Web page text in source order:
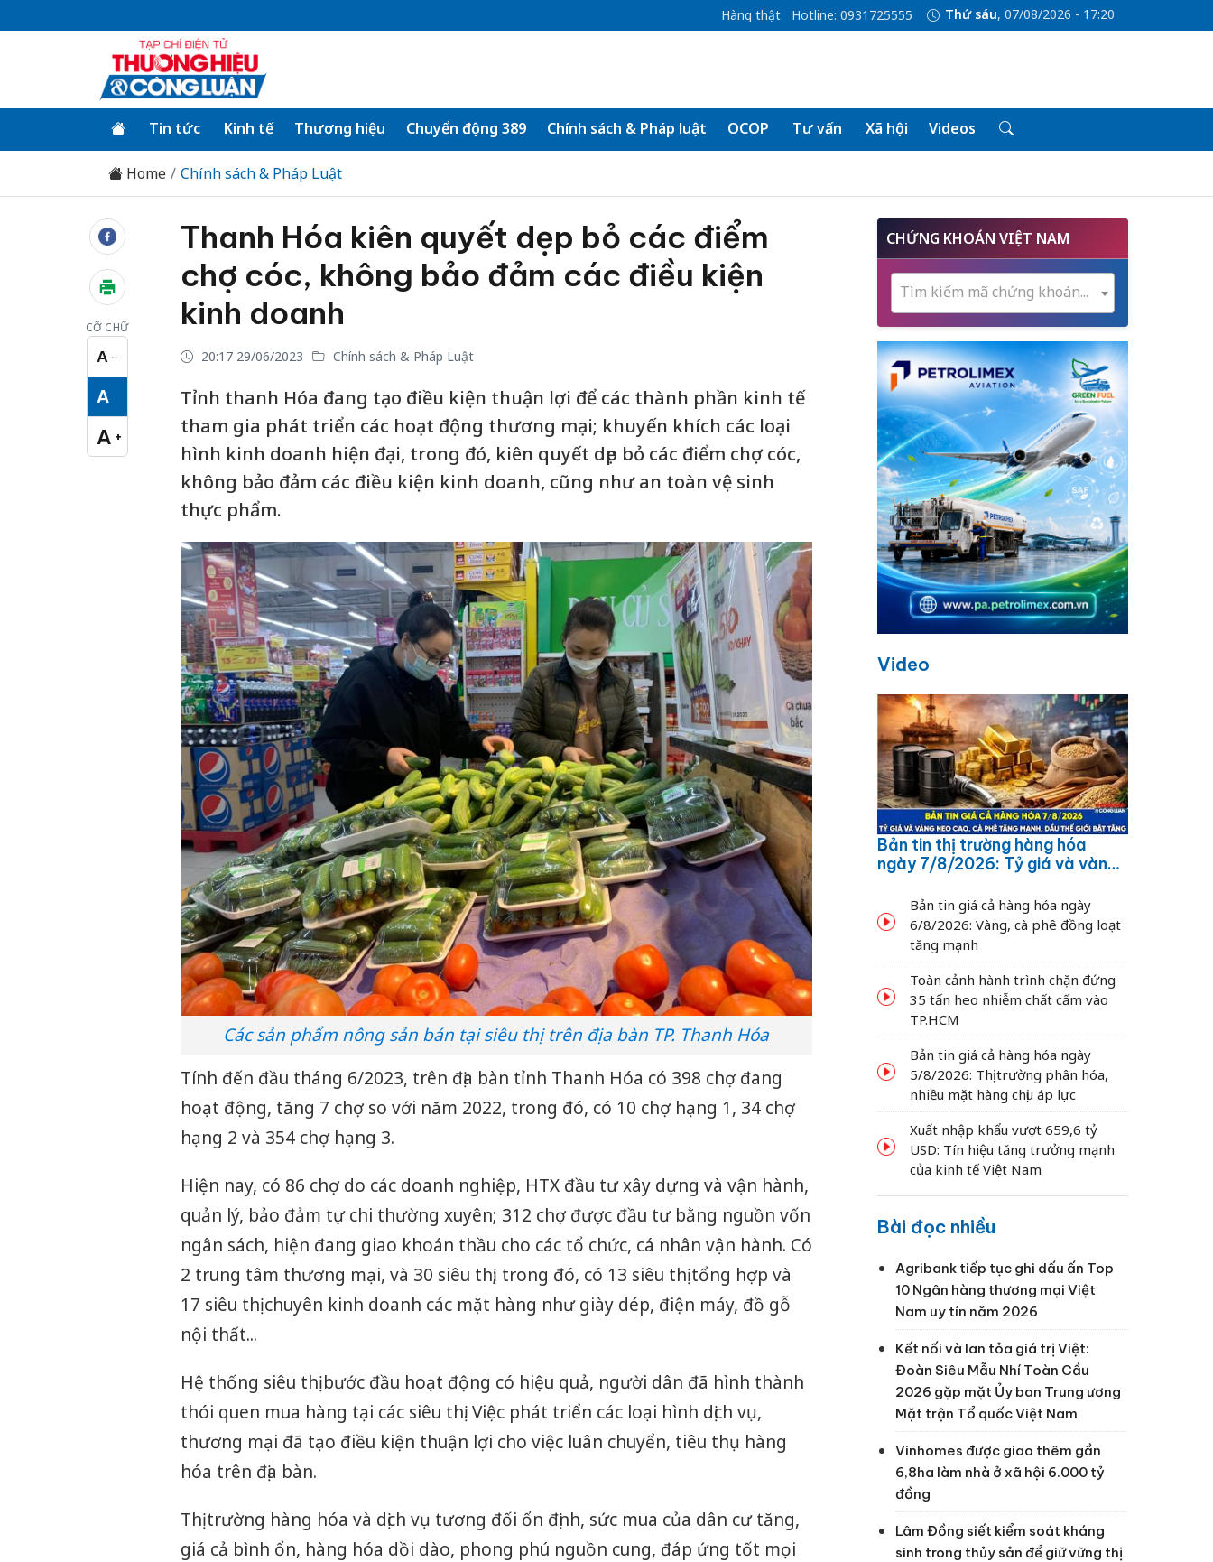
Hàng thật Hotline: 0931725555 Thứ sáu, 07/08/2026 - 17:20
Tin tức Kinh tế Thương hiệu Chuyển động 389 Chính sách & Pháp luật OCOP Tư vấn Xã hội Videos
Home Chính sách & Pháp Luật
CỠ CHỮ
A −
Cỡ chữ nhỏ
A
Cỡ chữ vừa
A +
Cỡ chữ lớn
Thanh Hóa kiên quyết dẹp bỏ các điểm
chợ cóc, không bảo đảm các điều kiện
kinh doanh
20:17 29/06/2023 Chính sách & Pháp Luật
Tỉnh thanh Hóa đang tạo điều kiện thuận lợi để các thành phần kinh tế
tham gia phát triển các hoạt động thương mại; khuyến khích các loại
hình kinh doanh hiện đại, trong đó, kiên quyết dẹp bỏ các điểm chợ cóc,
không bảo đảm các điều kiện kinh doanh, cũng như an toàn vệ sinh
thực phẩm.
Các sản phẩm nông sản bán tại siêu thị trên địa bàn TP. Thanh Hóa
Tính đến đầu tháng 6/2023, trên địa bàn tỉnh Thanh Hóa có 398 chợ đang
hoạt động, tăng 7 chợ so với năm 2022, trong đó, có 10 chợ hạng 1, 34 chợ
hạng 2 và 354 chợ hạng 3.
Hiện nay, có 86 chợ do các doanh nghiệp, HTX đầu tư xây dựng và vận hành,
quản lý, bảo đảm tự chi thường xuyên; 312 chợ được đầu tư bằng nguồn vốn
ngân sách, hiện đang giao khoán thầu cho các tổ chức, cá nhân vận hành. Có
2 trung tâm thương mại, và 30 siêu thị; trong đó, có 13 siêu thị tổng hợp và
17 siêu thị chuyên kinh doanh các mặt hàng như giày dép, điện máy, đồ gỗ
nội thất...
Hệ thống siêu thị bước đầu hoạt động có hiệu quả, người dân đã hình thành
thói quen mua hàng tại các siêu thị. Việc phát triển các loại hình dịch vụ,
thương mại đã tạo điều kiện thuận lợi cho việc luân chuyển, tiêu thụ hàng
hóa trên địa bàn.
Thị trường hàng hóa và dịch vụ tương đối ổn định, sức mua của dân cư tăng,
giá cả bình ổn, hàng hóa dồi dào, phong phú nguồn cung, đáp ứng tốt mọi
CHỨNG KHOÁN VIỆT NAM
Tìm kiếm mã chứng khoán...
Video
Bản tin thị trường hàng hóa
ngày 7/8/2026: Tỷ giá và vàng
dầu thế giới bật tăng
Bản tin giá cả hàng hóa ngày
6/8/2026: Vàng, cà phê đồng loạt
tăng mạnh
Toàn cảnh hành trình chặn đứng
35 tấn heo nhiễm chất cấm vào
TP.HCM
Bản tin giá cả hàng hóa ngày
5/8/2026: Thị trường phân hóa,
nhiều mặt hàng chịu áp lực
Xuất nhập khẩu vượt 659,6 tỷ
USD: Tín hiệu tăng trưởng mạnh
của kinh tế Việt Nam
Bài đọc nhiều
Agribank tiếp tục ghi dấu ấn Top
10 Ngân hàng thương mại Việt
Nam uy tín năm 2026
Kết nối và lan tỏa giá trị Việt:
Đoàn Siêu Mẫu Nhí Toàn Cầu
2026 gặp mặt Ủy ban Trung ương
Mặt trận Tổ quốc Việt Nam
Vinhomes được giao thêm gần
6,8ha làm nhà ở xã hội 6.000 tỷ
đồng
Lâm Đồng siết kiểm soát kháng
sinh trong thủy sản để giữ vững thị